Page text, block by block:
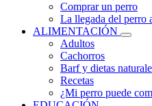
Comprar un perro
La llegada del perro
ALIMENTACIÓN
Adultos
Cachorros
Barf y dietas
Recetas
¿Mi perro puede